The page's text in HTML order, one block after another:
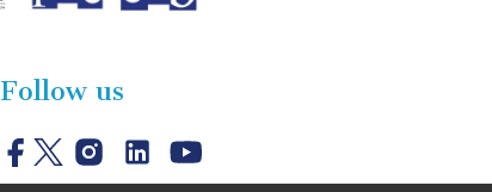
Follow us